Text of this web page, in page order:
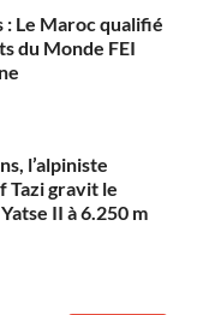
: Le Maroc qualifié
du Monde FEI
l’alpiniste
Tazi gravit le
II à 6.250 m